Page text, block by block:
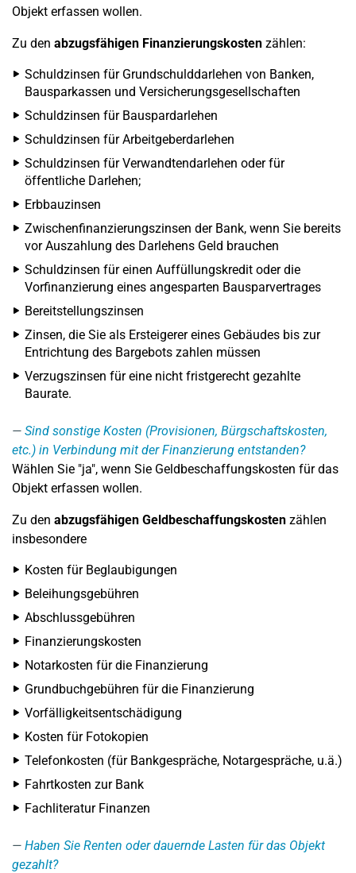
Objekt erfassen wollen.
Zu den abzugsfähigen Finanzierungskosten zählen:
Schuldzinsen für Grundschulddarlehen von Banken,
Bausparkassen und Versicherungsgesellschaften
Schuldzinsen für Bauspardarlehen
Schuldzinsen für Arbeitgeberdarlehen
Schuldzinsen für Verwandtendarlehen oder für
öffentliche Darlehen;
Erbbauzinsen
Zwischenfinanzierungszinsen der Bank, wenn Sie bereits
vor Auszahlung des Darlehens Geld brauchen
Schuldzinsen für einen Auffüllungskredit oder die
Vorfinanzierung eines angesparten Bausparvertrages
Bereitstellungszinsen
Zinsen, die Sie als Ersteigerer eines Gebäudes bis zur
Entrichtung des Bargebots zahlen müssen
Verzugszinsen für eine nicht fristgerecht gezahlte
Baurate.
Sind sonstige Kosten (Provisionen, Bürgschaftskosten,
etc.) in Verbindung mit der Finanzierung entstanden?
Wählen Sie "ja", wenn Sie Geldbeschaffungskosten für das
Objekt erfassen wollen.
Zu den abzugsfähigen Geldbeschaffungskosten zählen
insbesondere
Kosten für Beglaubigungen
Beleihungsgebühren
Abschlussgebühren
Finanzierungskosten
Notarkosten für die Finanzierung
Grundbuchgebühren für die Finanzierung
Vorfälligkeitsentschädigung
Kosten für Fotokopien
Telefonkosten (für Bankgespräche, Notargespräche, u.ä.)
Fahrtkosten zur Bank
Fachliteratur Finanzen
Haben Sie Renten oder dauernde Lasten für das Objekt
gezahlt?